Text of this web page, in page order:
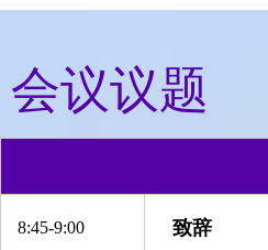
会议议题
8:45-9:00 致辞